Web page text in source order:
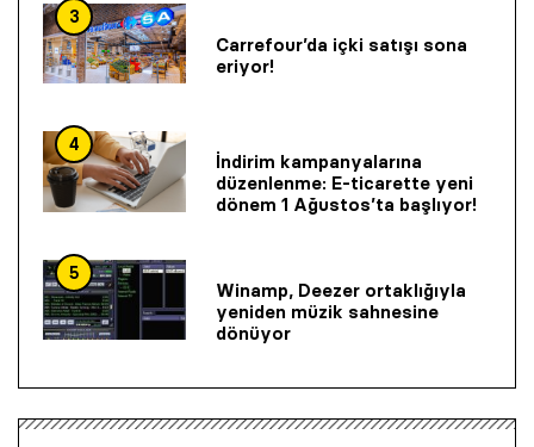
3
Carrefour’da içki satışı sona
eriyor!
4
İndirim kampanyalarına
düzenlenme: E-ticarette yeni
dönem 1 Ağustos’ta başlıyor!
5
Winamp, Deezer ortaklığıyla
yeniden müzik sahnesine
dönüyor